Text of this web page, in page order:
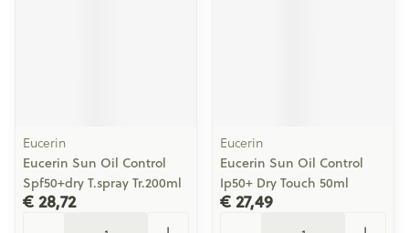
Eucerin
Eucerin Sun Oil Control
Spf50+dry T.spray Tr.200ml
€ 28,72
Eucerin
Eucerin Sun Oil Control
Ip50+ Dry Touch 50ml
€ 27,49